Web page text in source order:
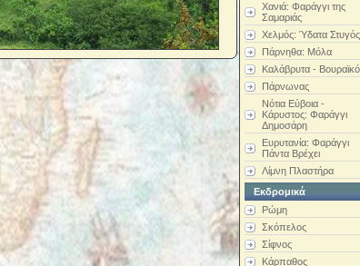
Χανιά: Φαράγγι της
Σαμαριάς
Χελμός: Ύδατα Στυγός
Πάρνηθα: Μόλα
Καλάβρυτα -
Πάρνωνας
Νότια Εύβοια -
Κάρυστος: Φαράγγι
Δημοσάρη
Ευρυτανία: Φαράγγι
Πάντα Βρέχει
Λίμνη Πλαστήρα
Εκδρομικά
Ρώμη
Σκόπελος
Σίφνος
Κάρπαθος